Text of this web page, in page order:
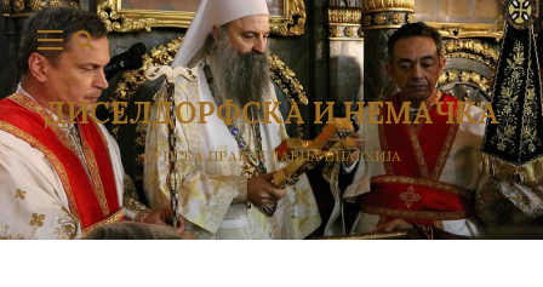
ДИСЕЛДОРФСКА И НЕМАЧКА
СРПСКА ПРАВОСЛАВНА ЕПАРХИЈА